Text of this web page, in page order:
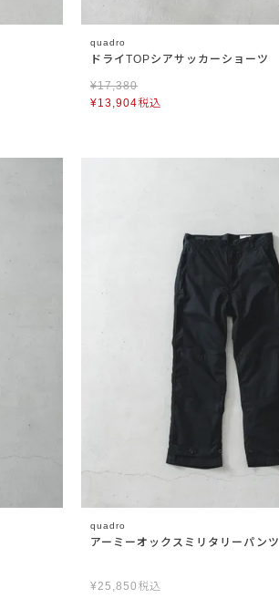
quadro
ドライTOPシアサッカーショーツ
¥17,380
¥13,904税込
quadro
アーミーオックスミリタリーパンツ
¥25,850 税込